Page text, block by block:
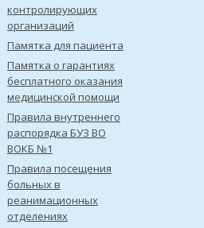
контролирующих
организаций
Памятка для пациента
Памятка о гарантиях
бесплатного оказания
медицинской помощи
Правила внутреннего
распорядка БУЗ ВО
ВОКБ №1
Правила посещения
больных в
реанимационных
отделениях